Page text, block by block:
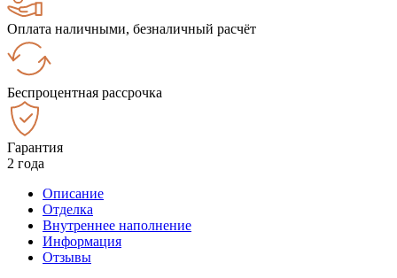
Оплата наличными, безналичный расчёт
Беспроцентная рассрочка
Гарантия
2 года
Описание
Отделка
Внутреннее наполнение
Информация
Отзывы